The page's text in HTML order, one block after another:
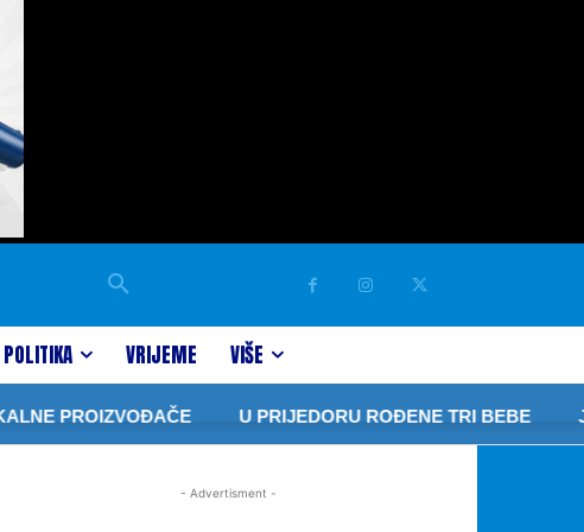
POLITIKA VRIJEME VIŠE
PROIZVOĐAČE U PRIJEDORU ROĐENE TRI BEBE
- Advertisment -